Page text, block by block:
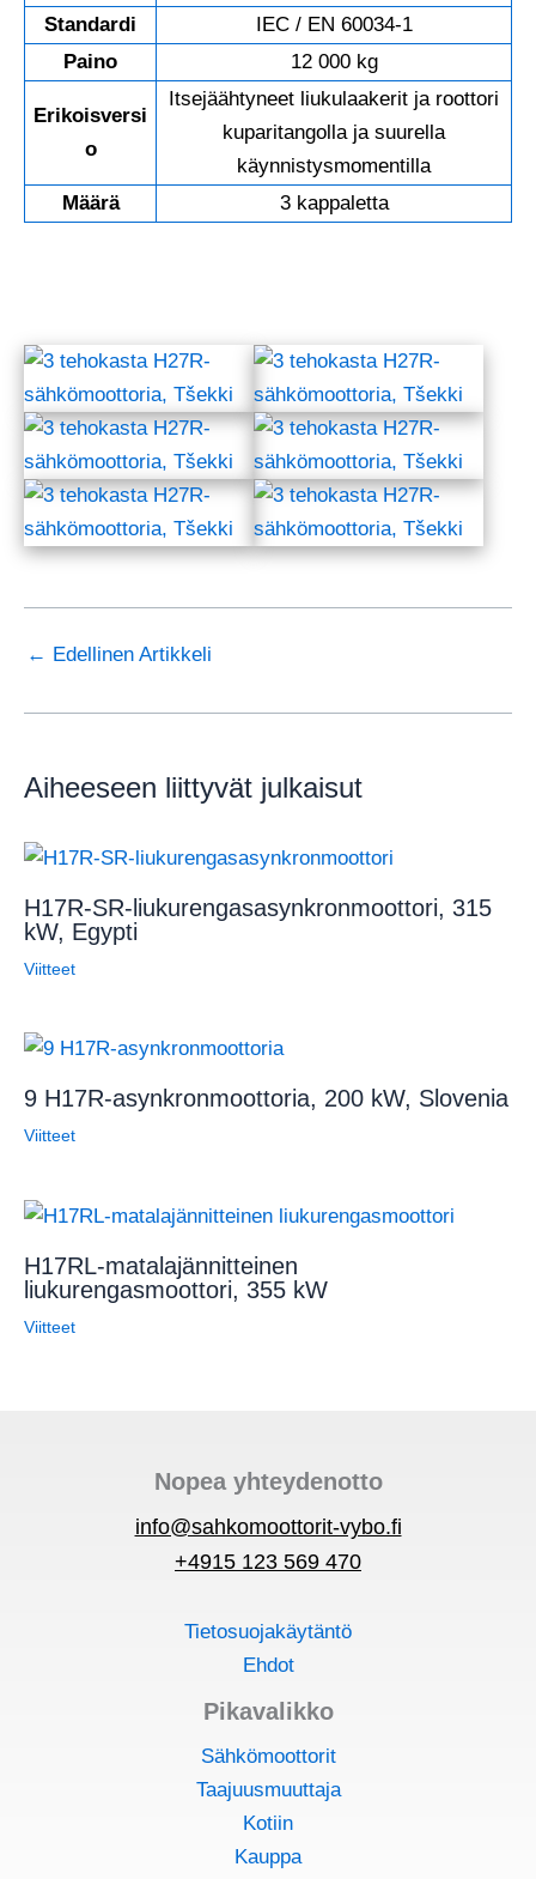
Standardi
IEC / EN 60034-1
Paino
12 000 kg
Erikoisversi
o
Itsejäähtyneet liukulaakerit ja roottori
kuparitangolla ja suurella
käynnistysmomentilla
Määrä
3 kappaletta
← Edellinen Artikkeli
Aiheeseen liittyvät julkaisut
H17R-SR-liukurengasasynkronmoottori, 315
kW, Egypti
Viitteet
9 H17R-asynkronmoottoria, 200 kW, Slovenia
Viitteet
H17RL-matalajännitteinen
liukurengasmoottori, 355 kW
Viitteet
Nopea yhteydenotto
info@sahkomoottorit-vybo.fi
+4915 123 569 470
Tietosuojakäytäntö
Ehdot
Pikavalikko
Sähkömoottorit
Taajuusmuuttaja
Kotiin
Kauppa